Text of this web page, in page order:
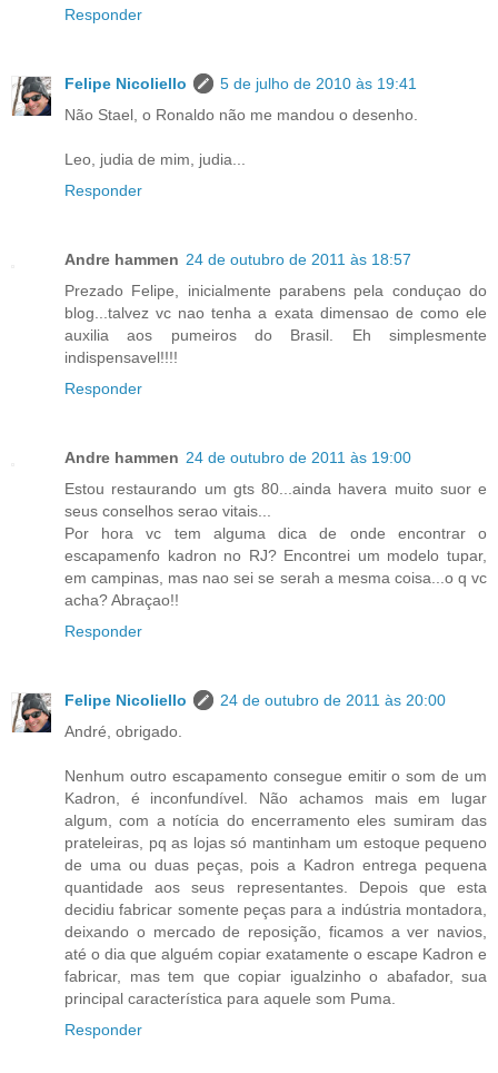
Responder
Felipe Nicoliello
5 de julho de 2010 às 19:41
Não Stael, o Ronaldo não me mandou o desenho.
Leo, judia de mim, judia...
Responder
Andre hammen 24 de outubro de 2011 às 18:57
Prezado Felipe, inicialmente parabens pela conduçao do
blog...talvez vc nao tenha a exata dimensao de como ele
auxilia aos pumeiros do Brasil. Eh simplesmente
indispensavel!!!!
Responder
Andre hammen 24 de outubro de 2011 às 19:00
Estou restaurando um gts 80...ainda havera muito suor e
seus conselhos serao vitais...
Por hora vc tem alguma dica de onde encontrar o
escapamenfo kadron no RJ? Encontrei um modelo tupar,
em campinas, mas nao sei se serah a mesma coisa...o q vc
acha? Abraçao!!
Responder
Felipe Nicoliello
24 de outubro de 2011 às 20:00
André, obrigado.
Nenhum outro escapamento consegue emitir o som de um
Kadron, é inconfundível. Não achamos mais em lugar
algum, com a notícia do encerramento eles sumiram das
prateleiras, pq as lojas só mantinham um estoque pequeno
de uma ou duas peças, pois a Kadron entrega pequena
quantidade aos seus representantes. Depois que esta
decidiu fabricar somente peças para a indústria montadora,
deixando o mercado de reposição, ficamos a ver navios,
até o dia que alguém copiar exatamente o escape Kadron e
fabricar, mas tem que copiar igualzinho o abafador, sua
principal característica para aquele som Puma.
Responder